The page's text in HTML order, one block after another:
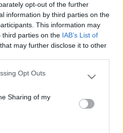
opt-out of the further
information by third parties on the
This information may
third parties on the IAB’s List of
that may further disclose it to other
app uses one or more Google
behaviour. You may click to
and its third-party tags to
purposes in below Google
Opt Outs
Sharing of my
um plano de ação
de integrarem